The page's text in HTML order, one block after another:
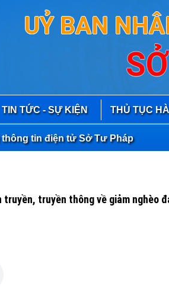
UỶ BAN
TIN TỨC - SỰ KIỆN THỦ TỤC
tin điện tử Sở Tư Pháp
truyền thông về giảm nghèo